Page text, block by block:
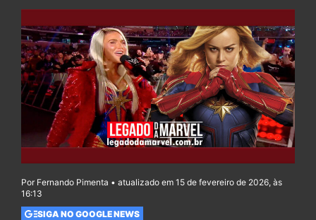
Por Fernando Pimenta • atualizado em 15 de fevereiro de 2026, às
16:13
SIGA NO GOOGLE NEWS